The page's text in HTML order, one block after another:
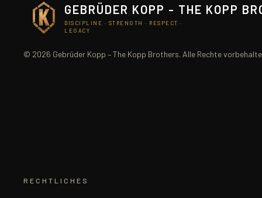
GEBRÜDER KOPP - THE KOPP
DISCIPLINE · STRENGTH · RESPECT ·
LEGACY
© 2026 Gebrüder Kopp – The Kopp Brothers. Alle Rechte
RECHTLICHES